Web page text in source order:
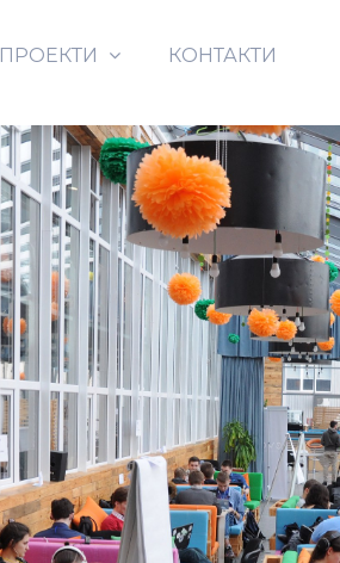
ПРОЕКТИ КОНТАКТИ